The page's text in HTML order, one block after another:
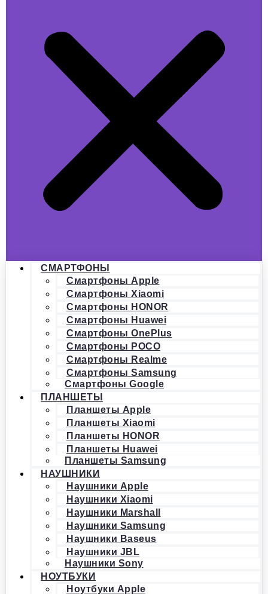
СМАРТФОНЫ
Смартфоны Apple
Смартфоны Xiaomi
Смартфоны HONOR
Смартфоны Huawei
Смартфоны OnePlus
Смартфоны POCO
Смартфоны Realme
Смартфоны Samsung
Смартфоны Google
ПЛАНШЕТЫ
Планшеты Apple
Планшеты Xiaomi
Планшеты HONOR
Планшеты Huawei
Планшеты Samsung
НАУШНИКИ
Наушники Apple
Наушники Xiaomi
Наушники Marshall
Наушники Samsung
Наушники Baseus
Наушники JBL
Наушники Sony
НОУТБУКИ
Ноутбуки Apple